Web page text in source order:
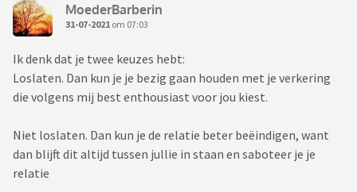
MoederBarberin
31-07-2021 om 07:03
Ik denk dat je twee keuzes hebt:
Loslaten. Dan kun je je bezig gaan houden met je verkering
die volgens mij best enthousiast voor jou kiest.
Niet loslaten. Dan kun je de relatie beter beëindigen, want
dan blijft dit altijd tussen jullie in staan en saboteer je je
relatie